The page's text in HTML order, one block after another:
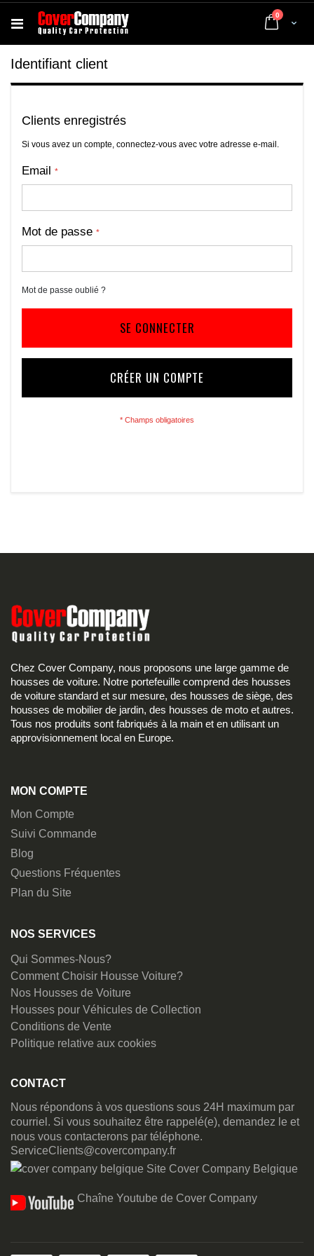
Cart
0 articles
Identifiant client
Clients enregistrés
Si vous avez un compte, connectez-vous avec votre adresse e-mail.
Email
Mot de passe
Mot de passe oublié ?
SE CONNECTER
CRÉER UN COMPTE
Chez Cover Company, nous proposons une large gamme de
housses de voiture. Notre portefeuille comprend des housses
de voiture standard et sur mesure, des housses de siège, des
housses de mobilier de jardin, des housses de moto et autres.
Tous nos produits sont fabriqués à la main et en utilisant un
approvisionnement local en Europe.
MON COMPTE
Mon Compte
Suivi Commande
Blog
Questions Fréquentes
Plan du Site
NOS SERVICES
Qui Sommes-Nous?
Comment Choisir Housse Voiture?
Nos Housses de Voiture
Housses pour Véhicules de Collection
Conditions de Vente
Politique relative aux cookies
CONTACT
Nous répondons à vos questions sous 24H maximum par
courriel. Si vous souhaitez être rappelé(e), demandez le et
nous vous contacterons par téléphone.
ServiceClients@covercompany.fr
Site Cover Company Belgique
Chaîne Youtube de Cover Company